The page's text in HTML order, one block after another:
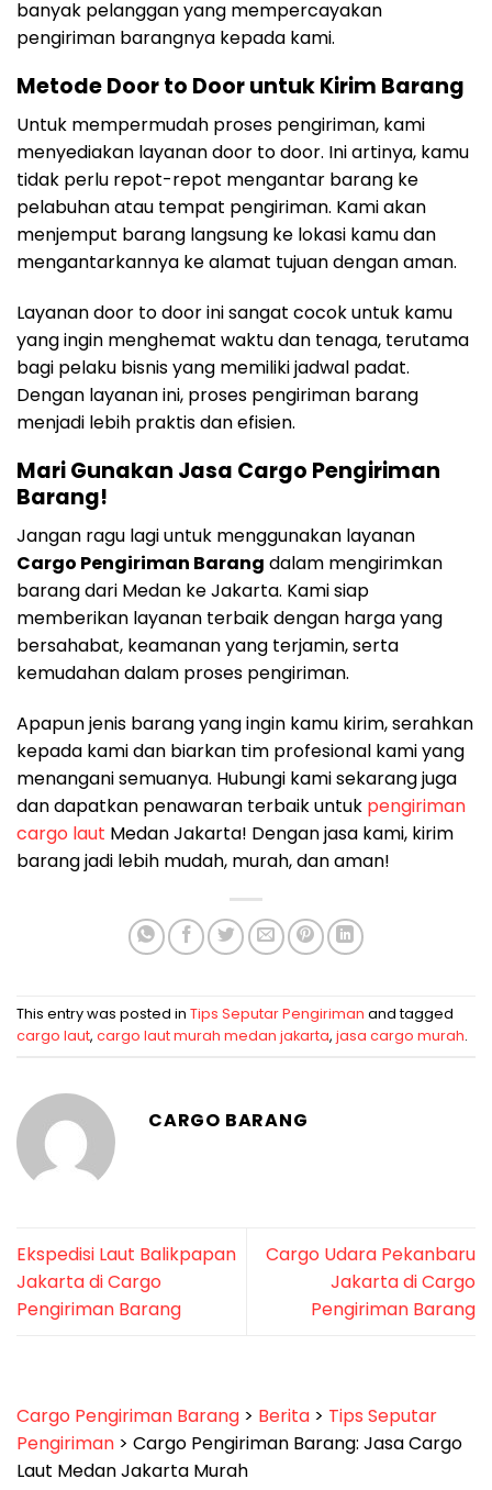
banyak pelanggan yang mempercayakan
pengiriman barangnya kepada kami.
Metode Door to Door untuk Kirim Barang
Untuk mempermudah proses pengiriman, kami
menyediakan layanan door to door. Ini artinya, kamu
tidak perlu repot-repot mengantar barang ke
pelabuhan atau tempat pengiriman. Kami akan
menjemput barang langsung ke lokasi kamu dan
mengantarkannya ke alamat tujuan dengan aman.
Layanan door to door ini sangat cocok untuk kamu
yang ingin menghemat waktu dan tenaga, terutama
bagi pelaku bisnis yang memiliki jadwal padat.
Dengan layanan ini, proses pengiriman barang
menjadi lebih praktis dan efisien.
Mari Gunakan Jasa Cargo Pengiriman
Barang!
Jangan ragu lagi untuk menggunakan layanan
Cargo Pengiriman Barang dalam mengirimkan
barang dari Medan ke Jakarta. Kami siap
memberikan layanan terbaik dengan harga yang
bersahabat, keamanan yang terjamin, serta
kemudahan dalam proses pengiriman.
Apapun jenis barang yang ingin kamu kirim, serahkan
kepada kami dan biarkan tim profesional kami yang
menangani semuanya. Hubungi kami sekarang juga
dan dapatkan penawaran terbaik untuk pengiriman
cargo laut Medan Jakarta! Dengan jasa kami, kirim
barang jadi lebih mudah, murah, dan aman!
This entry was posted in Tips Seputar Pengiriman and tagged
cargo laut, cargo laut murah medan jakarta, jasa cargo murah.
CARGO BARANG
Ekspedisi Laut Balikpapan
Jakarta di Cargo
Pengiriman Barang
Cargo Udara Pekanbaru
Jakarta di Cargo
Pengiriman Barang
Cargo Pengiriman Barang > Berita > Tips Seputar
Pengiriman > Cargo Pengiriman Barang: Jasa Cargo
Laut Medan Jakarta Murah